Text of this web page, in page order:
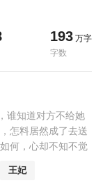
193 万字
字数
谁知道对方不给她
怎料居然成了去送
何，心却不知不觉
王妃